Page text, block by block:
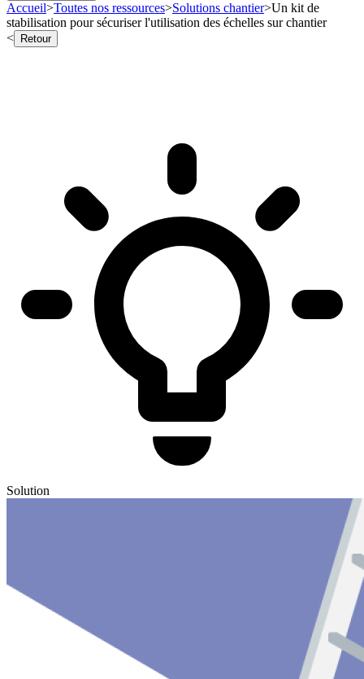
Accueil>Toutes nos ressources>Solutions chantier>Un kit de
stabilisation pour sécuriser l'utilisation des échelles sur chantier
<
Retour
Solution